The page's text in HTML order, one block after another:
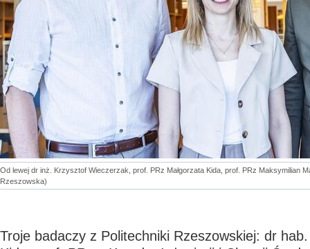
Od lewej dr inż. Krzysztof Wieczerzak, prof. PRz Małgorzata Kida, prof. PRz Maksymilian
Rzeszowska)
Troje badaczy z Politechniki Rzeszowskiej: dr